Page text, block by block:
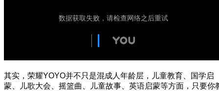
其实，荣耀YOYO并不只是混成人年龄层，儿童教育、国学启
蒙、儿歌大会、摇篮曲、儿童故事、英语启蒙等方面，只要你